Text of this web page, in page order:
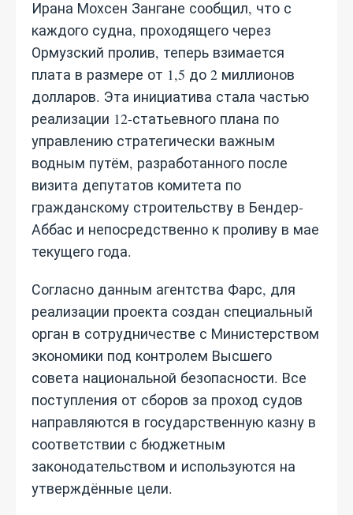
Ирана Мохсен Зангане сообщил, что с
каждого судна, проходящего через
Ормузский пролив, теперь взимается
плата в размере от 1,5 до 2 миллионов
долларов. Эта инициатива стала частью
реализации 12-статьевного плана по
управлению стратегически важным
водным путём, разработанного после
визита депутатов комитета по
гражданскому строительству в Бендер-
Аббас и непосредственно к проливу в мае
текущего года.
Согласно данным агентства Фарс, для
реализации проекта создан специальный
орган в сотрудничестве с Министерством
экономики под контролем Высшего
совета национальной безопасности. Все
поступления от сборов за проход судов
направляются в государственную казну в
соответствии с бюджетным
законодательством и используются на
утверждённые цели.